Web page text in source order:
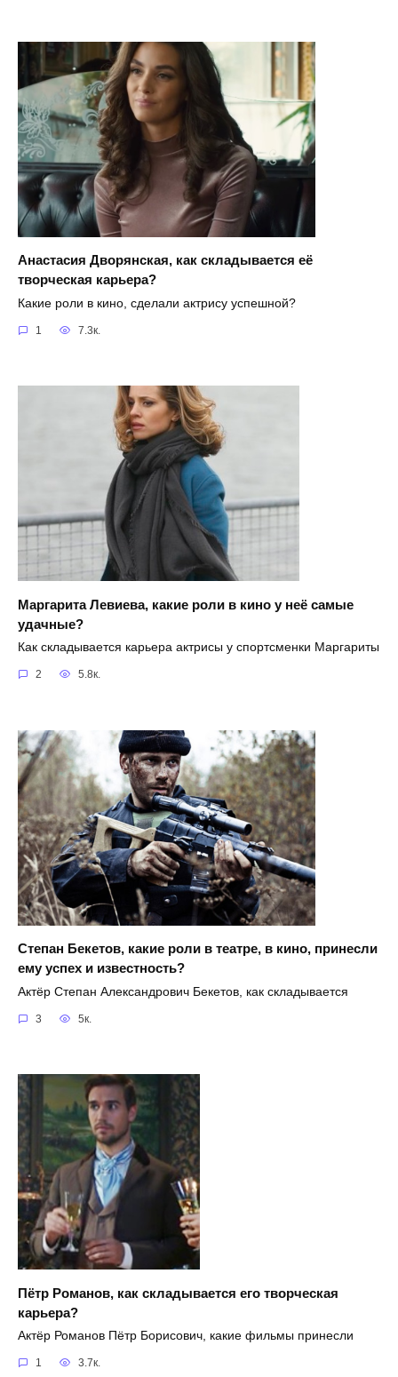
Анастасия Дворянская, как складывается её
творческая карьера?
Какие роли в кино, сделали актрису успешной?
1 7.3к.
Маргарита Левиева, какие роли в кино у неё самые
удачные?
Как складывается карьера актрисы у спортсменки Маргариты
2 5.8к.
Степан Бекетов, какие роли в театре, в кино, принесли
ему успех и известность?
Актёр Степан Александрович Бекетов, как складывается
3 5к.
Пётр Романов, как складывается его творческая
карьера?
Актёр Романов Пётр Борисович, какие фильмы принесли
1 3.7к.